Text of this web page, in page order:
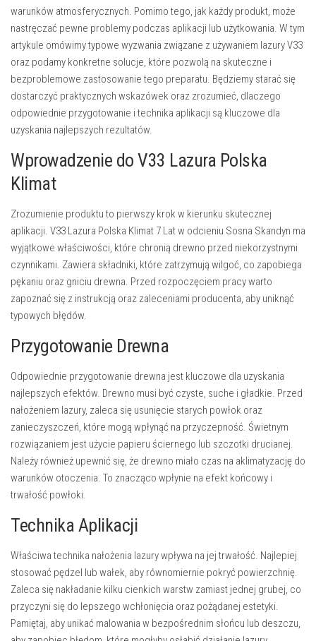
warunków atmosferycznych. Pomimo tego, jak każdy produkt, może
nastręczać pewne problemy podczas aplikacji lub użytkowania. W tym
artykule omówimy typowe wyzwania związane z używaniem lazury V33
oraz podamy konkretne solucje, które pozwolą na skuteczne i
bezproblemowe zastosowanie tego preparatu. Będziemy starać się
dostarczyć praktycznych wskazówek oraz zrozumieć, dlaczego
odpowiednie przygotowanie i technika aplikacji są kluczowe dla
uzyskania najlepszych rezultatów.
Wprowadzenie do V33 Lazura Polska
Klimat
Zrozumienie produktu to pierwszy krok w kierunku skutecznej
aplikacji. V33 Lazura Polska Klimat 7 Lat w odcieniu Sosna Skandyn ma
wyjątkowe właściwości, które chronią drewno przed niekorzystnymi
czynnikami. Zawiera składniki, które zatrzymują wilgoć, co zapobiega
pękaniu oraz gniciu drewna. Przed rozpoczęciem pracy warto
zapoznać się z instrukcją oraz zaleceniami producenta, aby uniknąć
typowych błędów.
Przygotowanie Drewna
Odpowiednie przygotowanie drewna jest kluczowe dla uzyskania
najlepszych efektów. Drewno musi być czyste, suche i gładkie. Przed
nałożeniem lazury, zaleca się usunięcie starych powłok oraz
zanieczyszczeń, które mogą wpłynąć na przyczepność. Świetnym
rozwiązaniem jest użycie papieru ściernego lub szczotki drucianej.
Należy również upewnić się, że drewno miało czas na aklimatyzację do
warunków otoczenia. To znacząco wpłynie na efekt końcowy i
trwałość powłoki.
Technika Aplikacji
Właściwa technika nałożenia lazury wpływa na jej trwałość. Najlepiej
stosować pędzel lub wałek, aby równomiernie pokryć powierzchnię.
Zaleca się nakładanie kilku cienkich warstw zamiast jednej grubej, co
przyczyni się do lepszego wchłonięcia oraz pożądanej estetyki.
Pamiętaj, aby unikać malowania w bezpośrednim słońcu lub deszczu,